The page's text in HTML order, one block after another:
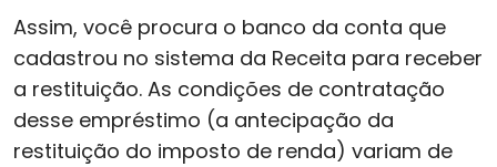
Assim, você procura o banco da conta que
cadastrou no sistema da Receita para receber
a restituição. As condições de contratação
desse empréstimo (a antecipação da
restituição do imposto de renda) variam de